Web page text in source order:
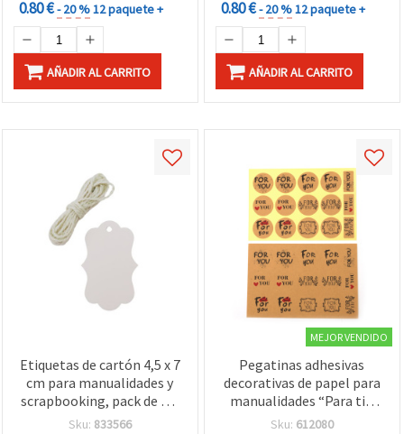
0.80 €- 20 %12 paquete +
AÑADIR AL CARRITO
0.80 €- 20 %12 paquete +
AÑADIR AL CARRITO
Etiquetas de cartón 4,5 x 7
cm para manualidades y
scrapbooking, pack de 12,
blancas con 3 m de cordel
Sku: 833566
MEJOR VENDIDO
Pegatinas adhesivas
decorativas de papel para
manualidades “Para ti“,
diseños mixtos - 150 uds
Sku: 612080